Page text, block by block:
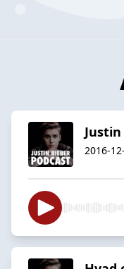
2016-